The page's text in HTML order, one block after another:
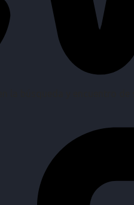
la búsqueda y encuentro